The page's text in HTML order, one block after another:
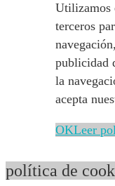
Utilizamos
terceros
publicidad
la
acepta
OKLeer
política de